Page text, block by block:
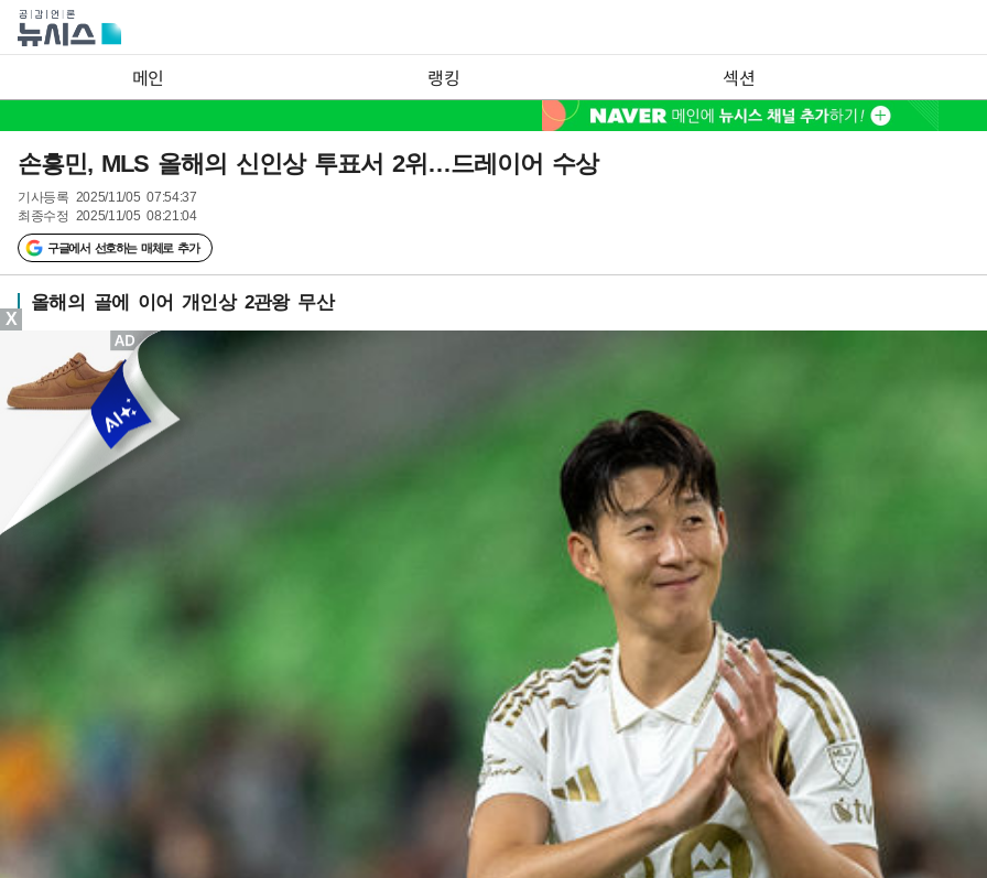
메인 랭킹 섹션
손흥민, MLS 올해의 신인상 투표서 2위…드레이어 수상
기사등록 2025/11/05 07:54:37
최종수정 2025/11/05 08:21:04
구글에서 선호하는 매체로 추가
올해의 골에 이어 개인상 2관왕 무산
X